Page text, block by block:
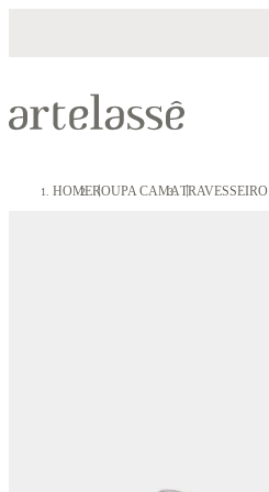
HOMEROUPA CAMATRAVESSEIRO